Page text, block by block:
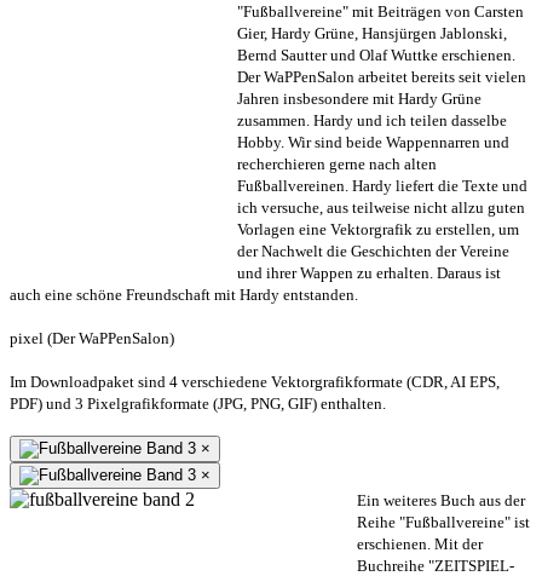
"Fußballvereine" mit Beiträgen von Carsten
Gier, Hardy Grüne, Hansjürgen Jablonski,
Bernd Sautter und Olaf Wuttke erschienen.
Der WaPPenSalon arbeitet bereits seit vielen
Jahren insbesondere mit Hardy Grüne
zusammen. Hardy und ich teilen dasselbe
Hobby. Wir sind beide Wappennarren und
recherchieren gerne nach alten
Fußballvereinen. Hardy liefert die Texte und
ich versuche, aus teilweise nicht allzu guten
Vorlagen eine Vektorgrafik zu erstellen, um
der Nachwelt die Geschichten der Vereine
und ihrer Wappen zu erhalten. Daraus ist
auch eine schöne Freundschaft mit Hardy entstanden.
pixel (Der WaPPenSalon)
Im Downloadpaket sind 4 verschiedene Vektorgrafikformate (CDR, AI EPS,
PDF) und 3 Pixelgrafikformate (JPG, PNG, GIF) enthalten.
×
×
Ein weiteres Buch aus der
Reihe "Fußballvereine" ist
erschienen. Mit der
Buchreihe "ZEITSPIEL-